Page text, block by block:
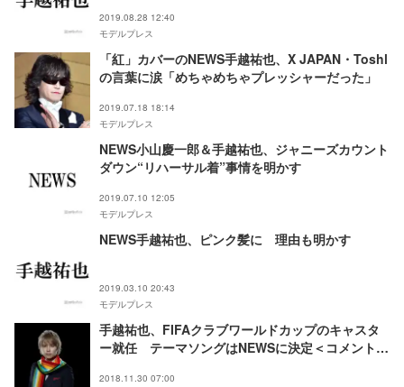
2019.08.28 12:40
モデルプレス
「紅」カバーのNEWS手越祐也、X JAPAN・Toshl
の言葉に涙「めちゃめちゃプレッシャーだった」
2019.07.18 18:14
モデルプレス
NEWS小山慶一郎＆手越祐也、ジャニーズカウント
ダウン“リハーサル着”事情を明かす
2019.07.10 12:05
モデルプレス
NEWS手越祐也、ピンク髪に 理由も明かす
2019.03.10 20:43
モデルプレス
手越祐也、FIFAクラブワールドカップのキャスタ
ー就任 テーマソングはNEWSに決定＜コメント全
2018.11.30 07:00